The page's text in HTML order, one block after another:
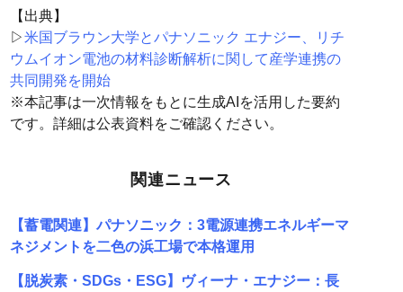
【出典】
▷米国ブラウン大学とパナソニック エナジー、リチ
ウムイオン電池の材料診断解析に関して産学連携の
共同開発を開始
※本記事は一次情報をもとに生成AIを活用した要約
です。詳細は公表資料をご確認ください。
関連ニュース
【蓄電関連】パナソニック：3電源連携エネルギーマ
ネジメントを二色の浜工場で本格運用
【脱炭素・SDGs・ESG】ヴィーナ・エナジー：長